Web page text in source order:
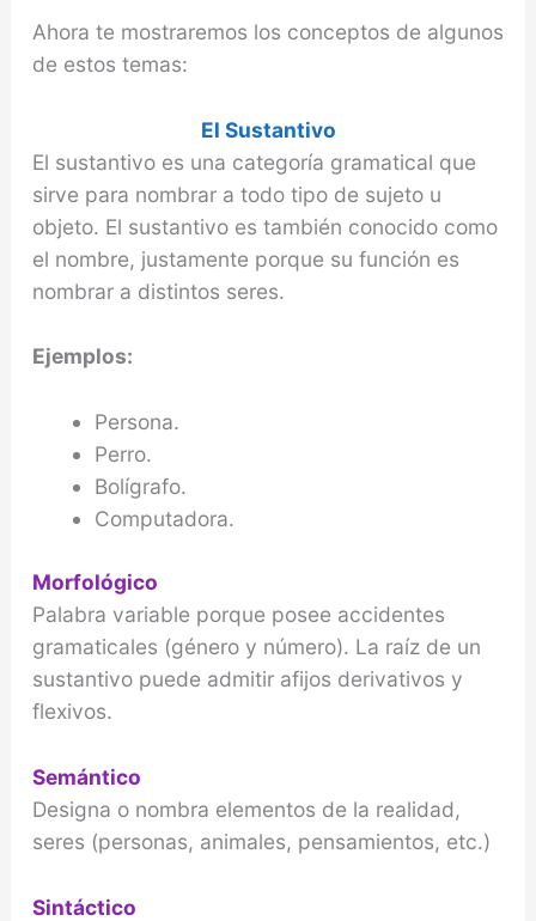
Ahora te mostraremos los conceptos de algunos
de estos temas:
El Sustantivo
El sustantivo es una categoría gramatical que
sirve para nombrar a todo tipo de sujeto u
objeto. El sustantivo es también conocido como
el nombre, justamente porque su función es
nombrar a distintos seres.
Ejemplos:
Persona.
Perro.
Bolígrafo.
Computadora.
Morfológico
Palabra variable porque posee accidentes
gramaticales (género y número). La raíz de un
sustantivo puede admitir afijos derivativos y
flexivos.
Semántico
Designa o nombra elementos de la realidad,
seres (personas, animales, pensamientos, etc.)
Sintáctico